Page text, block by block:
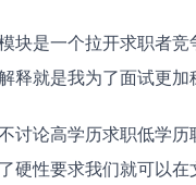
块是一个拉开求职者
释就是我为了面试更加
讨论高学历求职低学
硬性要求我们就可以在